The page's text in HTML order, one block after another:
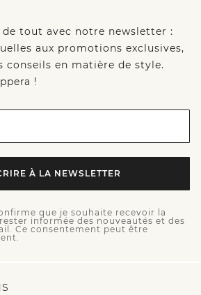
de tout avec notre newsletter :
aux promotions exclusives,
conseils en matière de style.
!
À LA NEWSLETTER
que je souhaite recevoir la
informée des nouveautés et des
Ce consentement peut être